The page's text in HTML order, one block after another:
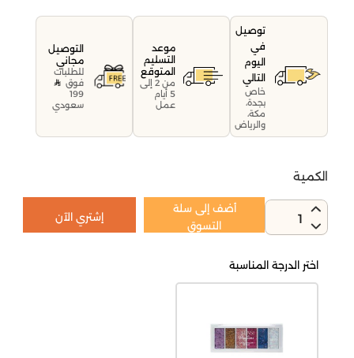
توصيل
في
اليوم
التالي
خاص
بجدة،
مكة،
والرياض
موعد
التسليم
المتوقع
من 2 إلى
5 أيام
عمل
التوصيل
مجاني
للطلبات
فوق
199
سعودي
الكمية
1
أضف إلى سلة
التسوق
إشتري الآن
اختر الدرجة المناسبة